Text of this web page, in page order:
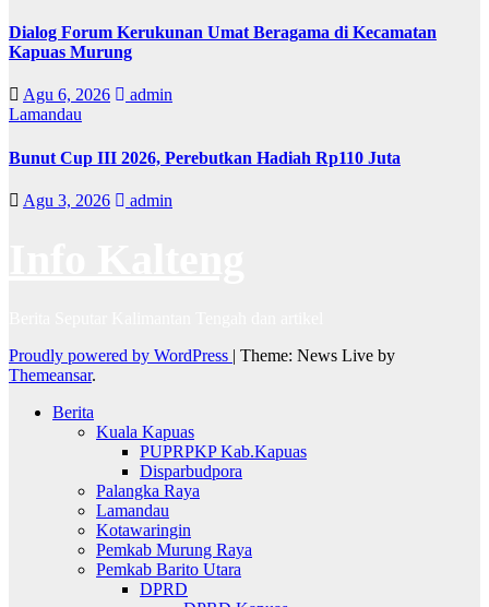
Dialog Forum Kerukunan Umat Beragama di Kecamatan
Kapuas Murung
Agu 6, 2026
admin
Lamandau
Bunut Cup III 2026, Perebutkan Hadiah Rp110 Juta
Agu 3, 2026 admin
Proudly powered by WordPress | Theme: News Live by
Themeansar.
Berita
Kuala Kapuas
PUPRPKP Kab.Kapuas
Disparbudpora
Palangka Raya
Lamandau
Kotawaringin
Pemkab Murung Raya
Pemkab Barito Utara
DPRD